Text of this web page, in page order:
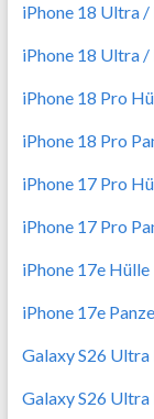
iPhone 18 Ultra /
iPhone 18 Ultra /
iPhone 18 Pro
iPhone 18 Pro
iPhone 17 Pro
iPhone 17 Pro
iPhone 17e Hülle
iPhone 17e
Galaxy S26
Galaxy S26 Ultra